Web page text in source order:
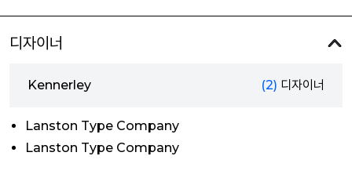
디자이너
Kennerley (2) 디자이너
Lanston Type Company
Lanston Type Company